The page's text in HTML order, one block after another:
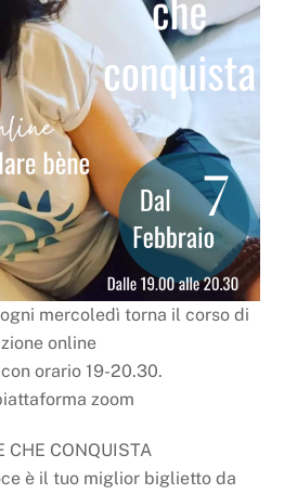
mercoledì torna il corso di
online
orario 19-20.30.
zoom
CHE CONQUISTA
è il tuo miglior biglietto da